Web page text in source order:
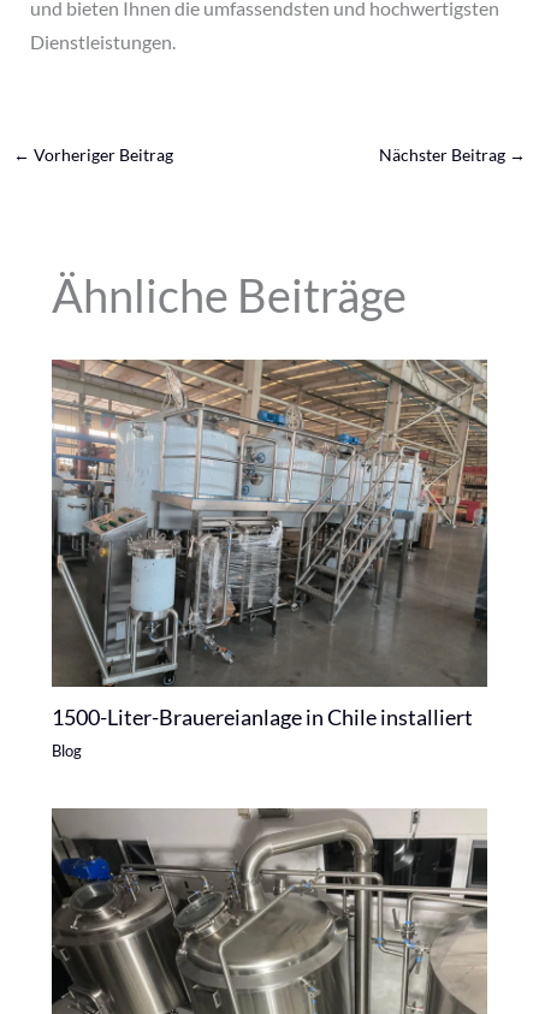
und bieten Ihnen die umfassendsten und hochwertigsten
Dienstleistungen.
← Vorheriger Beitrag Nächster Beitrag →
Ähnliche Beiträge
1500-Liter-Brauereianlage in Chile installiert
Blog